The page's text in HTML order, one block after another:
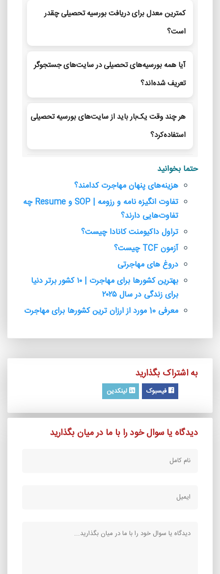
کمترین معدل برای دریافت بورسیه تحصیلی چقدر
است؟
آیا همه بورسیه‌های تحصیلی در سایت‌های جستجوگر
تعریف شده‌اند؟
هر چند وقت یک‌بار باید از سایت‌های بورسیه تحصیلی
استفاده‌کرد؟
حتما بخوانید
هزینه‌های پنهان مهاجرت كدامند؟
تفاوت انگیزه‌ نامه و رزومه |‌ SOP و Resume‌ چه
تفاوت‌هایی دارند؟
تراول داکیومنت کانادا چیست؟
آزمون TCF چیست؟
‌دروغ های مهاجرتی
بهترین کشورها برای مهاجرت | ۱۰ کشور برتر دنیا
برای زندگی در سال ۲۰۲۵
معرفی 10 مورد از ارزان ترین کشورها برای مهاجرت
به اشتراک بگذارید
فیسبوک لینکدین
دیدگاه یا سوال خود را با ما در میان بگذارید